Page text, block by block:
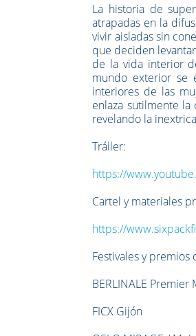
La historia de
atrapadas en la
vivir aisladas sin
que deciden
de la vida interior
mundo exterior se
interiores de las
enlaza sutilmente
revelando la
Tráiler:
https://
Cartel y materiales
https://
Festivales y premios
BERLINALE Premier
FICX Gijón